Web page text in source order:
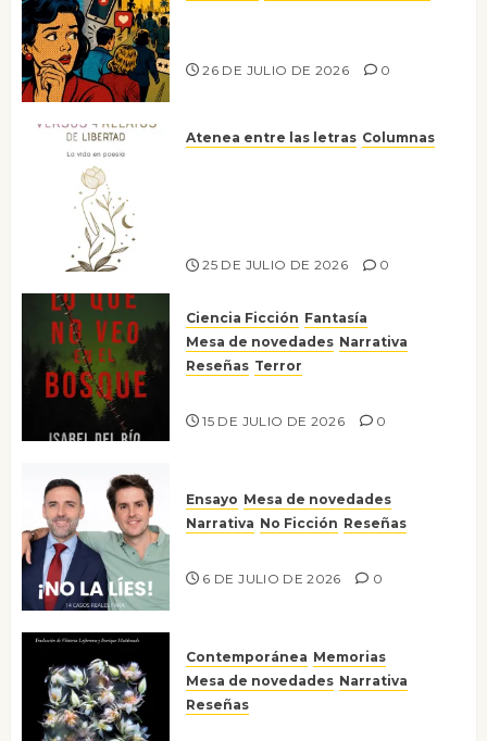
26 DE JULIO DE 2026 0
Atenea entre las letras Columnas
25 DE JULIO DE 2026 0
Ciencia Ficción Fantasía
Mesa de novedades Narrativa
Reseñas Terror
15 DE JULIO DE 2026 0
Ensayo Mesa de novedades
Narrativa No Ficción Reseñas
6 DE JULIO DE 2026 0
Contemporánea Memorias
Mesa de novedades Narrativa
Reseñas